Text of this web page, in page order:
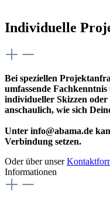
Individuelle
Bei speziellen
umfassende
individueller Skizzen
anschaulich, wie sich
Unter info@abama.de
Verbindung setzen.
Oder über unser
Informationen